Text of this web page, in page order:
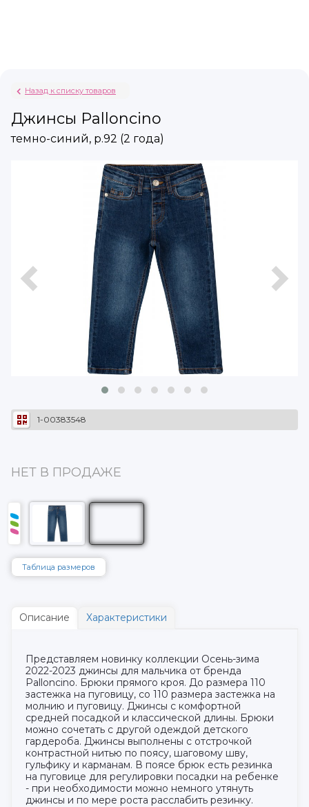
Назад к списку товаров
Джинсы Palloncino
темно-синий, р.92 (2 года)
1-00383548
НЕТ В ПРОДАЖЕ
Таблица размеров
Описание Характеристики
Представляем новинку коллекции Осень-зима
2022-2023 джинсы для мальчика от бренда
Palloncino. Брюки прямого кроя. До размера 110
застежка на пуговицу, со 110 размера застежка на
молнию и пуговицу. Джинсы с комфортной
средней посадкой и классической длины. Брюки
можно сочетать с другой одеждой детского
гардероба. Джинсы выполнены с отстрочкой
контрастной нитью по поясу, шаговому шву,
гульфику и карманам. В поясе брюк есть резинка
на пуговице для регулировки посадки на ребенке
- при необходимости можно немного утянуть
джинсы и по мере роста расслабить резинку.